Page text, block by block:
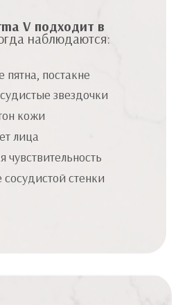
V подходит в
наблюдаются:
постакне
кожи
звездочки
лица
стенки